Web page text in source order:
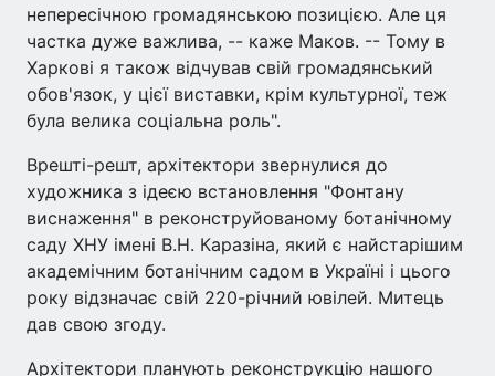
непересічною громадянською позицією. Але ця
частка дуже важлива, -- каже Маков. -- Тому в
Харкові я також відчував свій громадянський
обов'язок, у цієї виставки, крім культурної, теж
була велика соціальна роль".
Врешті-решт, архітектори звернулися до
художника з ідеєю встановлення "Фонтану
виснаження" в реконструйованому ботанічному
саду ХНУ імені В.Н. Каразіна, який є найстарішим
академічним ботанічним садом в Україні і цього
року відзначає свій 220-річний ювілей. Митець
дав свою згоду.
Архітектори планують реконструкцію нашого